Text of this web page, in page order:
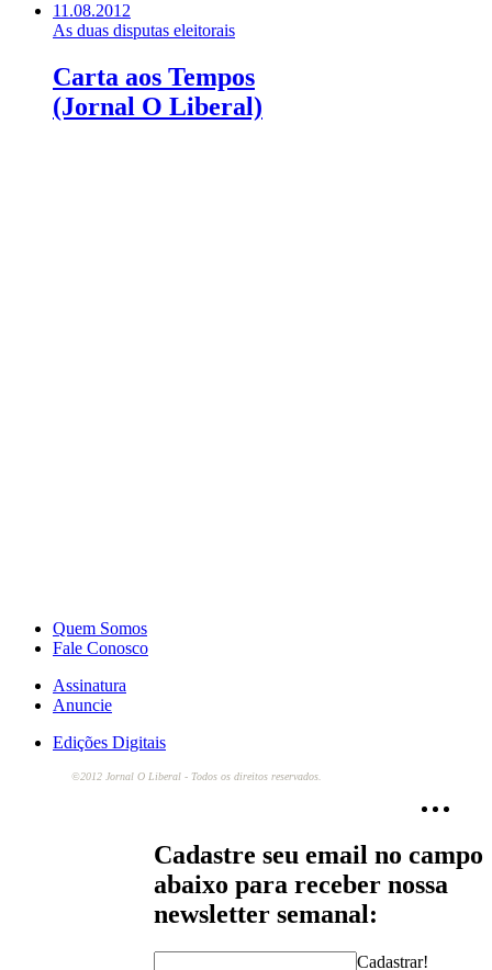
11.08.2012
As duas disputas eleitorais
Carta aos Tempos
(Jornal O Liberal)
Quem Somos
Fale Conosco
Assinatura
Anuncie
Edições Digitais
Cadastre seu email no campo
abaixo para receber nossa
newsletter semanal:
Cadastrar!
©2012 Jornal O Liberal - Todos os direitos reservados.